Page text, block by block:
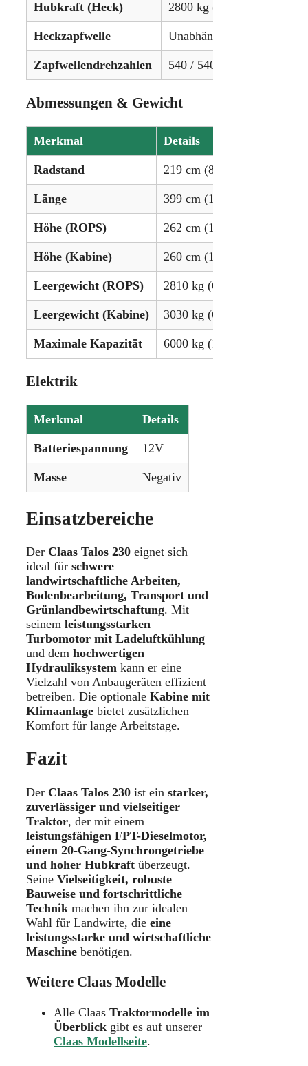
Hubkraft (Heck) 2800 kg (6173 lbs)
Heckzapfwelle Unabhängig
Zapfwellendrehzahlen 540 / 540E / 1000 U/min
Abmessungen & Gewicht
Merkmal Details
Radstand 219 cm (86,6 Zoll)
Länge 399 cm (157,2 Zoll)
Höhe (ROPS) 262 cm (103,3 Zoll)
Höhe (Kabine) 260 cm (102,4 Zoll)
Leergewicht (ROPS) 2810 kg (6195 lbs)
Leergewicht (Kabine) 3030 kg (6680 lbs)
Maximale Kapazität 6000 kg (13.228 lbs)
Elektrik
Merkmal Details
Batteriespannung 12V
Masse Negativ
Einsatzbereiche
Der Claas Talos 230 eignet sich
ideal für schwere
landwirtschaftliche Arbeiten,
Bodenbearbeitung, Transport und
Grünlandbewirtschaftung. Mit
seinem leistungsstarken
Turbomotor mit Ladeluftkühlung
und dem hochwertigen
Hydrauliksystem kann er eine
Vielzahl von Anbaugeräten effizient
betreiben. Die optionale Kabine mit
Klimaanlage bietet zusätzlichen
Komfort für lange Arbeitstage.
Fazit
Der Claas Talos 230 ist ein starker,
zuverlässiger und vielseitiger
Traktor, der mit einem
leistungsfähigen FPT-Dieselmotor,
einem 20-Gang-Synchrongetriebe
und hoher Hubkraft überzeugt.
Seine Vielseitigkeit, robuste
Bauweise und fortschrittliche
Technik machen ihn zur idealen
Wahl für Landwirte, die eine
leistungsstarke und wirtschaftliche
Maschine benötigen.
Weitere Claas Modelle
Alle Claas Traktormodelle im
Überblick gibt es auf unserer
Claas Modellseite.